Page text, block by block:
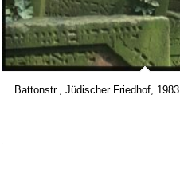
Battonstr., Jüdischer Friedhof, 1983